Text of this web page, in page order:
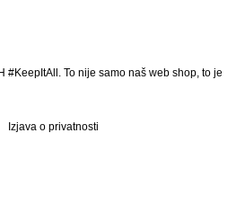
#KeepItAll. To nije samo naš web shop, to je
Izjava o privatnosti